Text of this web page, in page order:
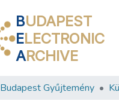
BUDAPEST
ELECTRONIC
ARCHIVE
Budapest Gyűjtemény